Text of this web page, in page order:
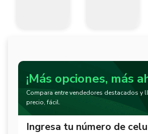
¡Más opciones, más
Compara entre vendedores destacados y
precio, fácil.
Ingresa tu número de